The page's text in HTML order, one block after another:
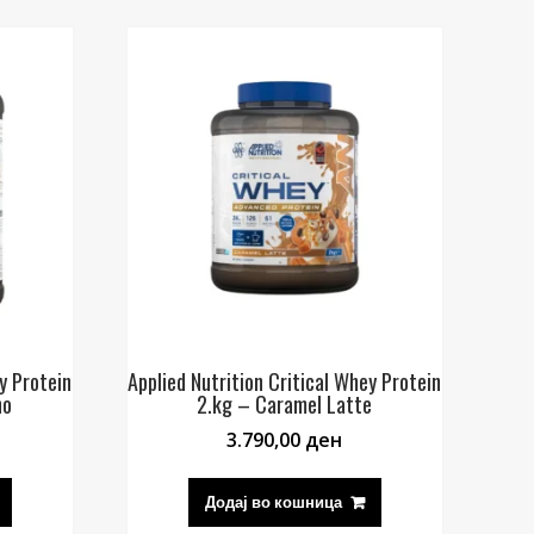
Protein Applied Nutrition Critical Whey Protein
2.kg – Caramel Latte
3.790,00 ден
Додај во кошница